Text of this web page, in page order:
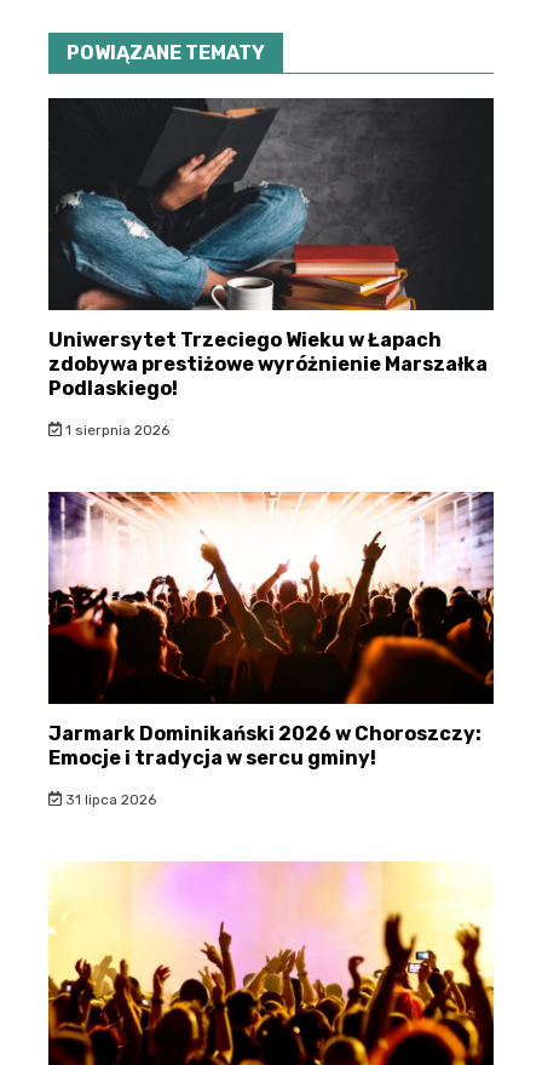
POWIĄZANE TEMATY
Uniwersytet Trzeciego Wieku w Łapach
zdobywa prestiżowe wyróżnienie Marszałka
Podlaskiego!
1 sierpnia 2026
Jarmark Dominikański 2026 w Choroszczy:
Emocje i tradycja w sercu gminy!
31 lipca 2026